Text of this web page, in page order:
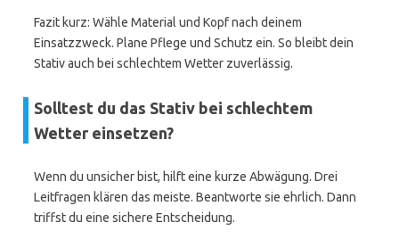
Fazit kurz: Wähle Material und Kopf nach deinem
Einsatzzweck. Plane Pflege und Schutz ein. So bleibt dein
Stativ auch bei schlechtem Wetter zuverlässig.
Solltest du das Stativ bei schlechtem
Wetter einsetzen?
Wenn du unsicher bist, hilft eine kurze Abwägung. Drei
Leitfragen klären das meiste. Beantworte sie ehrlich. Dann
triffst du eine sichere Entscheidung.